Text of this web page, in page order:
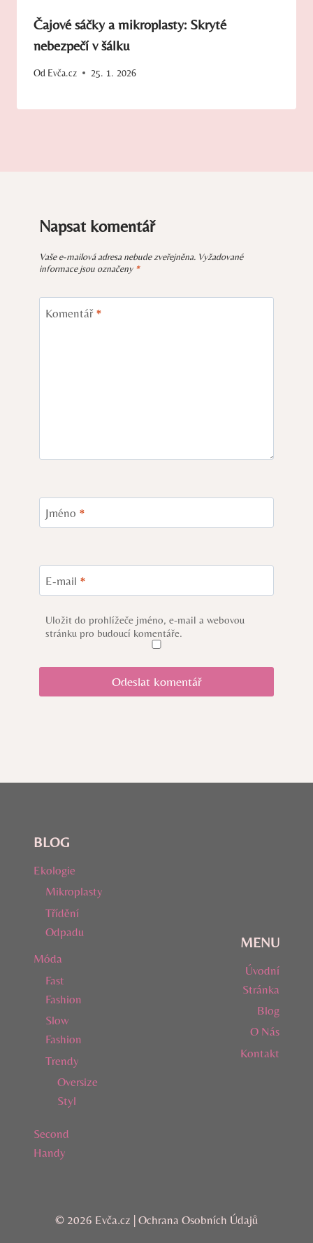
Čajové sáčky a mikroplasty: Skryté
nebezpečí v šálku
Od Evča.cz 25. 1. 2026
Napsat komentář
Vaše e-mailová adresa nebude zveřejněna. Vyžadované
informace jsou označeny *
Komentář *
Jméno *
E-mail *
Uložit do prohlížeče jméno, e-mail a webovou
stránku pro budoucí komentáře.
BLOG
Ekologie
Mikroplasty
Třídění
Odpadu
Móda
Fast
Fashion
Slow
Fashion
Trendy
Oversize
Styl
Second
Handy
MENU
Úvodní
Stránka
Blog
O Nás
Kontakt
© 2026 Evča.cz | Ochrana Osobních Údajů